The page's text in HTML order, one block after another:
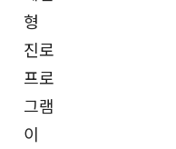
형
진로
프로
그램
이